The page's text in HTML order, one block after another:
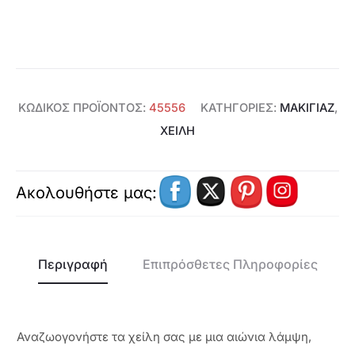
ΚΩΔΙΚΌΣ ΠΡΟΪΌΝΤΟΣ: 45556 ΚΑΤΗΓΟΡΊΕΣ: ΜΑΚΙΓΙΑΖ,
ΧΕΊΛΗ
Ακολουθήστε μας:
Περιγραφή Επιπρόσθετες Πληροφορίες
Αναζωογονήστε τα χείλη σας με μια αιώνια λάμψη,